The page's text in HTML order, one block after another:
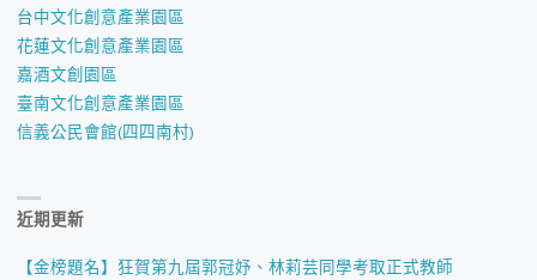
台中文化創意產業園區
花蓮文化創意產業園區
嘉酒文創園區
臺南文化創意產業園區
信義公民會館(四四南村)
近期更新
【金榜題名】狂賀第九屆郭冠妤、林莉芸同學考取正式教師